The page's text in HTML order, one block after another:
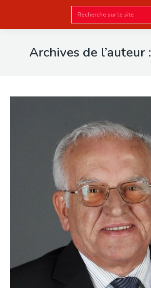
Search:
Archives de l’auteur :